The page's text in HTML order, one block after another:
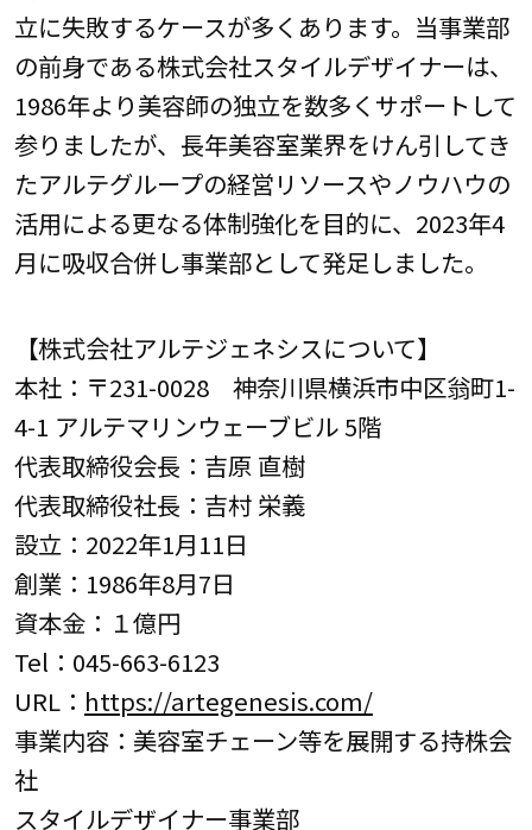
立に失敗するケースが多くあります。当事業部
の前身である株式会社スタイルデザイナーは、
1986年より美容師の独立を数多くサポートして
参りましたが、長年美容室業界をけん引してき
たアルテグループの経営リソースやノウハウの
活用による更なる体制強化を目的に、2023年4
月に吸収合併し事業部として発足しました。
【株式会社アルテジェネシスについて】
本社：〒231-0028 神奈川県横浜市中区翁町1-
4-1 アルテマリンウェーブビル 5階
代表取締役会長：吉原 直樹
代表取締役社長：吉村 栄義
設立：2022年1月11日
創業：1986年8月7日
資本金：１億円
Tel：045-663-6123
URL： https://artegenesis.com/
事業内容：美容室チェーン等を展開する持株会
社
スタイルデザイナー事業部